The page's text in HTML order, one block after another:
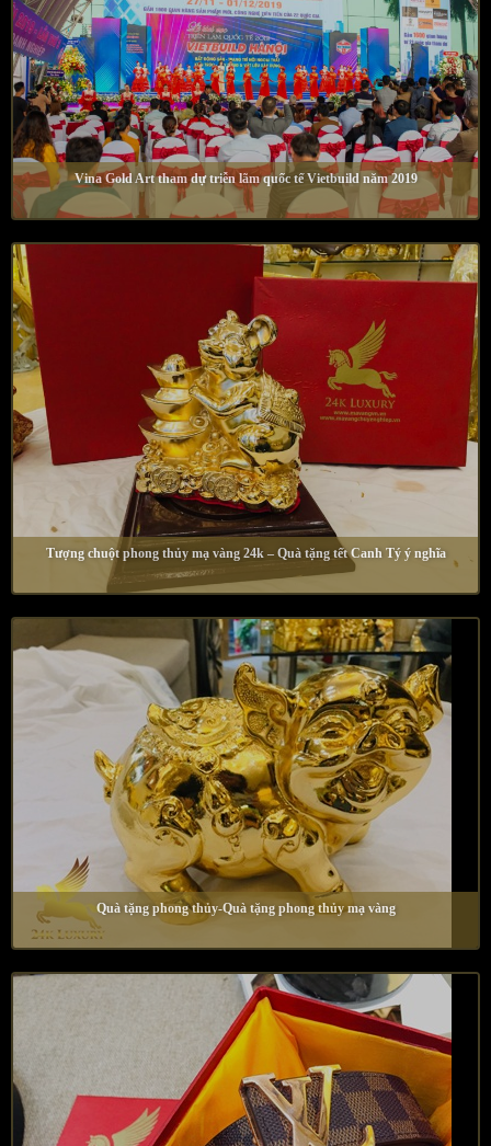
Vina Gold Art tham dự triễn lãm quốc tế Vietbuild năm 2019
Tượng chuột phong thủy mạ vàng 24k – Quà tặng tết Canh Tý ý nghĩa
Quà tặng phong thủy-Quà tặng phong thủy mạ vàng